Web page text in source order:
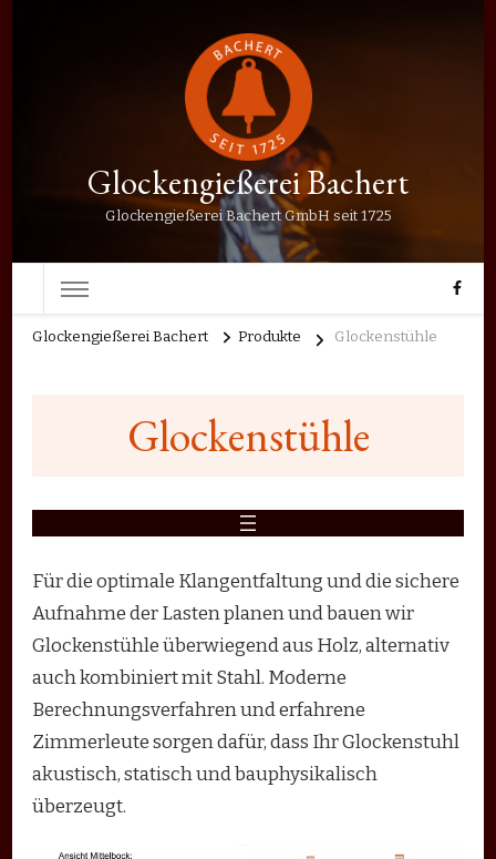
Glockengießerei Bachert
Glockengießerei Bachert GmbH seit 1725
Glockengießerei Bachert Produkte Glockenstühle
Glockenstühle
Für die optimale Klangentfaltung und die sichere
Aufnahme der Lasten planen und bauen wir
Glockenstühle überwiegend aus Holz, alternativ
auch kombiniert mit Stahl. Moderne
Berechnungsverfahren und erfahrene
Zimmerleute sorgen dafür, dass Ihr Glockenstuhl
akustisch, statisch und bauphysikalisch
überzeugt.